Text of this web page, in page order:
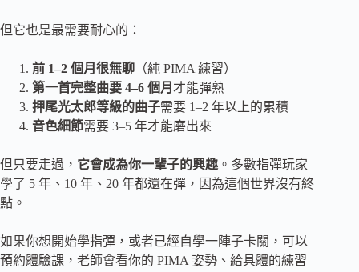
但它也是最需要耐心的：
前 1–2 個月很無聊 （純 PIMA 練習）
第一首完整曲要 4–6 個月 才能彈熟
押尾光太郎等級的曲子需要 1–2 年以上的累積
音色細節需要 3–5 年才能磨出來
但只要走過， 它會成為你一輩子的興趣 。多數指彈玩家
學了 5 年、10 年、20 年都還在彈，因為這個世界沒有終
點。
如果你想開始學指彈，或者已經自學一陣子卡關，可以
預約體驗課，老師會看你的 PIMA 姿勢、給具體的練習